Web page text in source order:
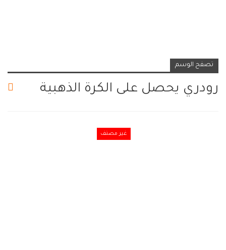
تصفح الوسم
رودري يحصل على الكرة الذهبية
غير مصنف